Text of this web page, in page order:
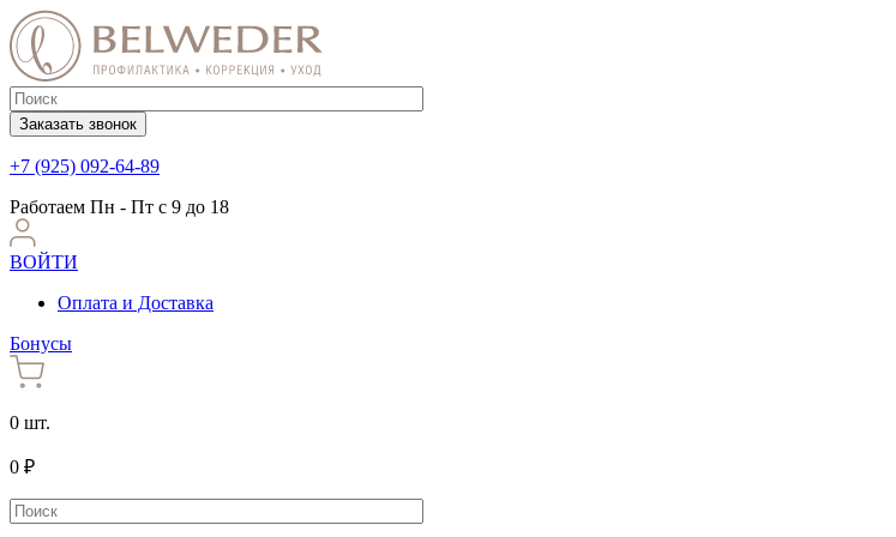
Заказать звонок
+7 (925) 092-64-89
Работаем Пн - Пт с 9 до 18
ВОЙТИ
Оплата и Доставка
Бонусы
0 шт.
0 ₽